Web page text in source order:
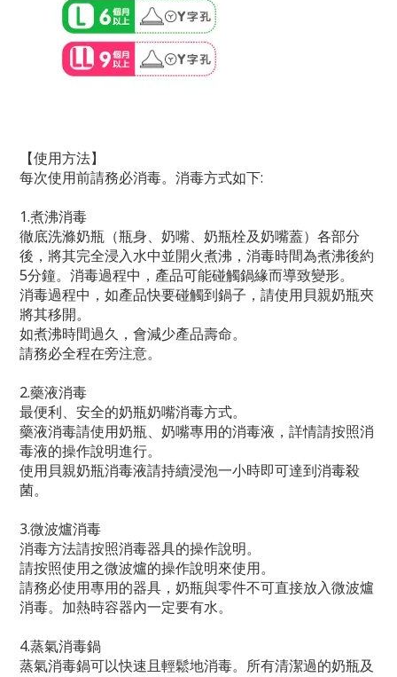
【使用方法】
每次使用前請務必消毒。消毒方式如下:
1.煮沸消毒
徹底洗滌奶瓶（瓶身、奶嘴、奶瓶栓及奶嘴蓋）各部分
後，將其完全浸入水中並開火煮沸，消毒時間為煮沸後約
5分鐘。消毒過程中，產品可能碰觸鍋緣而導致變形。
消毒過程中，如產品快要碰觸到鍋子，請使用貝親奶瓶夾
將其移開。
如煮沸時間過久，會減少產品壽命。
請務必全程在旁注意。
2.藥液消毒
最便利、安全的奶瓶奶嘴消毒方式。
藥液消毒請使用奶瓶、奶嘴專用的消毒液，詳情請按照消
毒液的操作說明進行。
使用貝親奶瓶消毒液請持續浸泡一小時即可達到消毒殺
菌。
3.微波爐消毒
消毒方法請按照消毒器具的操作說明。
請按照使用之微波爐的操作說明來使用。
請務必使用專用的器具，奶瓶與零件不可直接放入微波爐
消毒。加熱時容器內一定要有水。
4.蒸氣消毒鍋
蒸氣消毒鍋可以快速且輕鬆地消毒。所有清潔過的奶瓶及